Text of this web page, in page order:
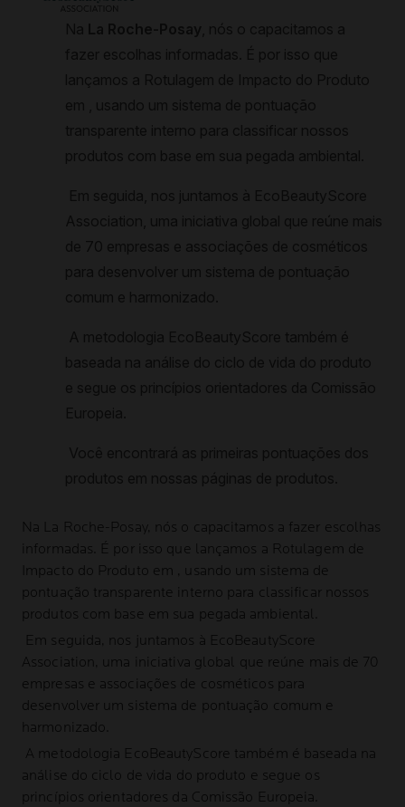
Na La Roche-Posay, nós o capacitamos a fazer escolhas
informadas. É por isso que lançamos a Rotulagem de
Impacto do Produto em , usando um sistema de
pontuação transparente interno para classificar nossos
produtos com base em sua pegada ambiental.
Em seguida, nos juntamos à EcoBeautyScore
Association, uma iniciativa global que reúne mais de 70
empresas e associações de cosméticos para
desenvolver um sistema de pontuação comum e
harmonizado.
A metodologia EcoBeautyScore também é baseada na
análise do ciclo de vida do produto e segue os
princípios orientadores da Comissão Europeia.